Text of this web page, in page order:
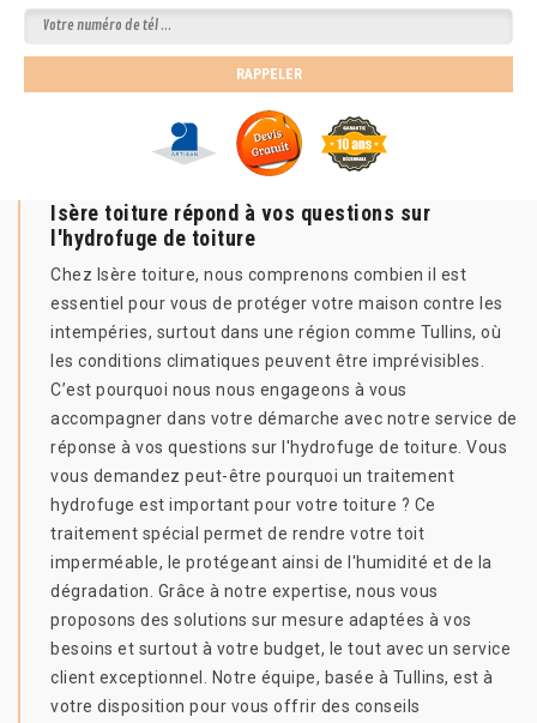
Isère toiture répond à vos questions sur
l'hydrofuge de toiture
Chez Isère toiture, nous comprenons combien il est
essentiel pour vous de protéger votre maison contre les
intempéries, surtout dans une région comme Tullins, où
les conditions climatiques peuvent être imprévisibles.
C’est pourquoi nous nous engageons à vous
accompagner dans votre démarche avec notre service de
réponse à vos questions sur l'hydrofuge de toiture. Vous
vous demandez peut-être pourquoi un traitement
hydrofuge est important pour votre toiture ? Ce
traitement spécial permet de rendre votre toit
imperméable, le protégeant ainsi de l'humidité et de la
dégradation. Grâce à notre expertise, nous vous
proposons des solutions sur mesure adaptées à vos
besoins et surtout à votre budget, le tout avec un service
client exceptionnel. Notre équipe, basée à Tullins, est à
votre disposition pour vous offrir des conseils